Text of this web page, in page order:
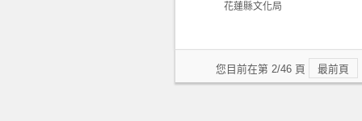
花蓮縣文化局
您目前在第 2/46 頁 最前頁